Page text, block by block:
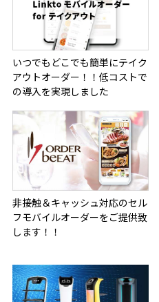
いつでもどこでも簡単にテイク
アウトオーダー！！低コストで
の導入を実現しました
非接触＆キャッシュ対応のセル
フモバイルオーダーをご提供致
します！！